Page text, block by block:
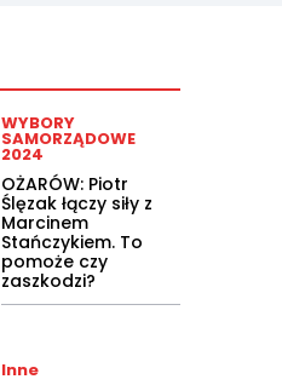
WYBORY
SAMORZĄDOWE
2024
OŻARÓW: Piotr
Ślęzak łączy siły z
Marcinem
Stańczykiem. To
pomoże czy
zaszkodzi?
Inne